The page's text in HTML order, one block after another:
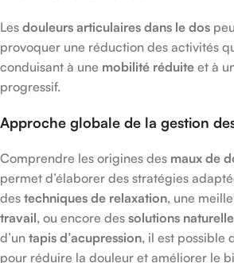
Les douleurs articulaires dans le dos
provoquer une réduction des activités
conduisant à une mobilité réduite et à
progressif.
Approche globale de la gestion
Comprendre les origines des maux de
permet d’élaborer des stratégies
des techniques de relaxation, une
travail, ou encore des solutions
d’un tapis d’acupression, il est possible
pour réduire la douleur et améliorer le